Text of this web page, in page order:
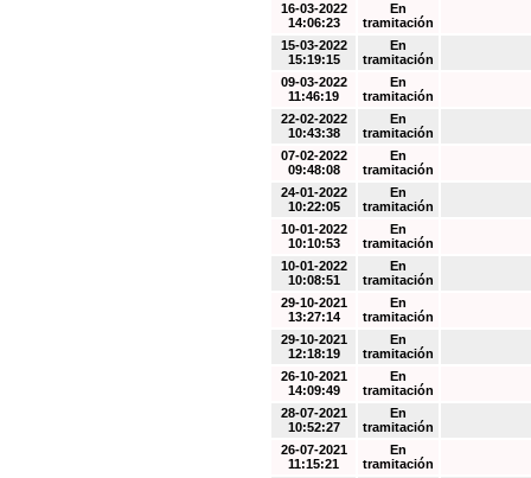
16-03-2022
14:06:23
En
tramitación
15-03-2022
15:19:15
En
tramitación
09-03-2022
11:46:19
En
tramitación
22-02-2022
10:43:38
En
tramitación
07-02-2022
09:48:08
En
tramitación
24-01-2022
10:22:05
En
tramitación
10-01-2022
10:10:53
En
tramitación
10-01-2022
10:08:51
En
tramitación
29-10-2021
13:27:14
En
tramitación
29-10-2021
12:18:19
En
tramitación
26-10-2021
14:09:49
En
tramitación
28-07-2021
10:52:27
En
tramitación
26-07-2021
11:15:21
En
tramitación